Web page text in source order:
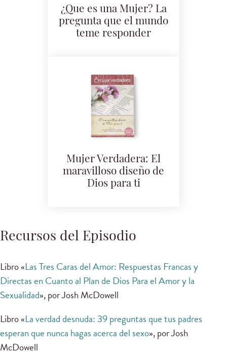
¿Que es una Mujer? La
pregunta que el mundo
teme responder
Mujer Verdadera: El
maravilloso diseño de
Dios para ti
Recursos del Episodio
Libro «Las Tres Caras del Amor: Respuestas Francas y
Directas en Cuanto al Plan de Dios Para el Amor y la
Sexualidad», por Josh McDowell
Libro «La verdad desnuda: 39 preguntas que tus padres
esperan que nunca hagas acerca del sexo», por Josh
McDowell